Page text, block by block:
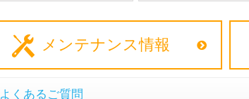
メンテナンス情報
よくあるご質問